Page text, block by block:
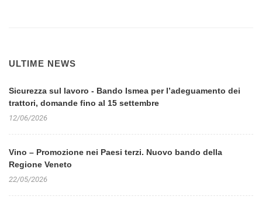
ULTIME NEWS
Sicurezza sul lavoro - Bando Ismea per l’adeguamento dei
trattori, domande fino al 15 settembre
12/06/2026
Vino – Promozione nei Paesi terzi. Nuovo bando della
Regione Veneto
22/05/2026